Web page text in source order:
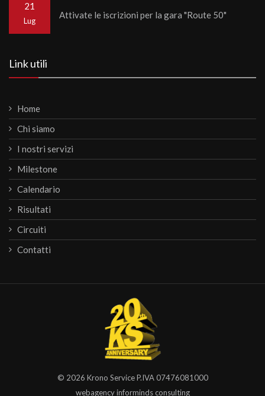
21
Lug
Attivate le iscrizioni per la gara "Route 50"
Link utili
Home
Chi siamo
I nostri servizi
Milestone
Calendario
Risultati
Circuiti
Contatti
© 2026 Krono ServiceP.IVA 07476081000
webagency informinds consulting